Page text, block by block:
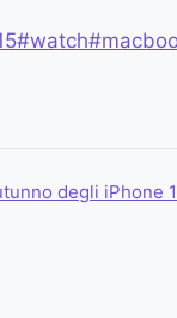
#watch
degli iPhone